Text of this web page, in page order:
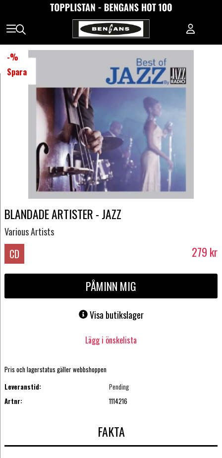
-%
Spara
BLANDADE ARTISTER - JAZZ
Various Artists
CD 279 kr
PÅMINN MIG
Visa butikslager
Lägg i önskelista
Pris och lagerstatus gäller webbshoppen
Leveranstid:
Pending
Artnr:
1114216
FAKTA